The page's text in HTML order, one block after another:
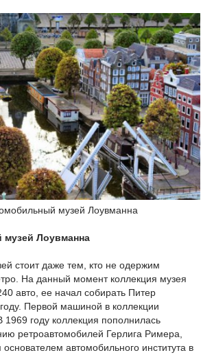
музей Лоувманна
Лоувманна
стоит даже тем, кто не одержим
На данный момент коллекция музея
авто, ее начал собирать Питер
Первой машиной в коллекции
1969 году коллекция пополнилась
ретроавтомобилей Герлига Римера,
основателем автомобильного института в